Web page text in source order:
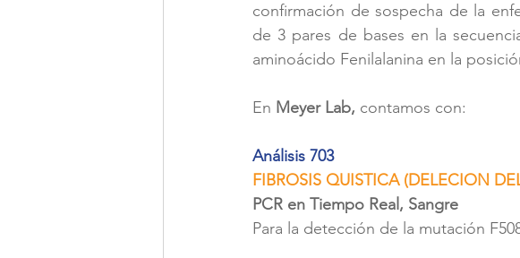
confirmación de sospecha de la
de 3 pares de bases en la
aminoácido Fenilalanina en la
En Meyer Lab, contamos con:
Análisis 703
FIBROSIS QUISTICA (DELECION
PCR en Tiempo Real, Sangre
Para la detección de la mutación